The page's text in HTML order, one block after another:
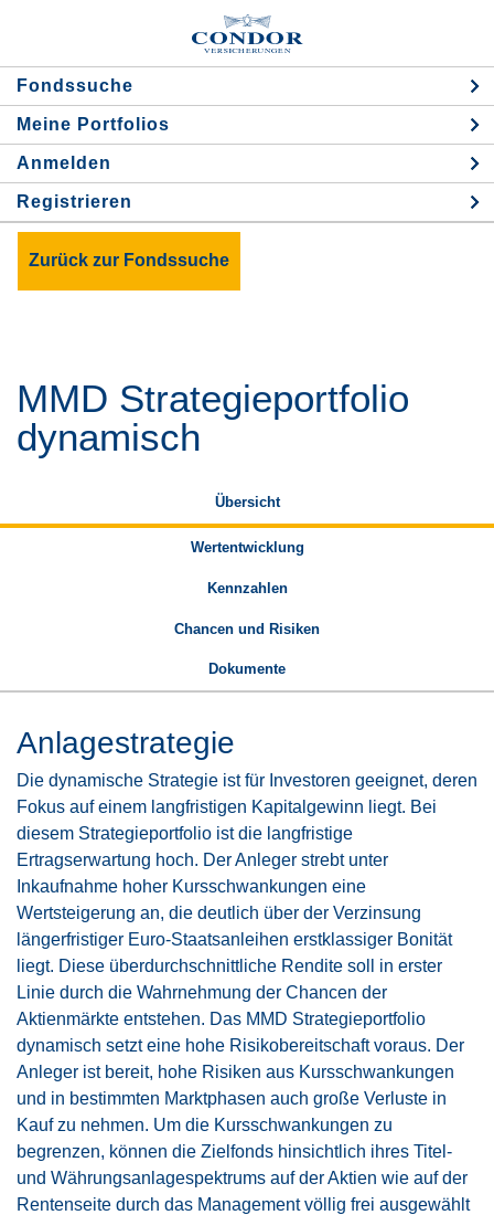
Fondssuche
Meine Portfolios
Аnmelden
Registrieren
Zurück zur Fondssuche
MMD Strategieportfolio
dynamisch
Übersicht
Wertentwicklung
Kennzahlen
Chancen und Risiken
Dokumente
Anlagestrategie
Die dynamische Strategie ist für Investoren geeignet, deren
Fokus auf einem langfristigen Kapitalgewinn liegt. Bei
diesem Strategieportfolio ist die langfristige
Ertragserwartung hoch. Der Anleger strebt unter
Inkaufnahme hoher Kursschwankungen eine
Wertsteigerung an, die deutlich über der Verzinsung
längerfristiger Euro-Staatsanleihen erstklassiger Bonität
liegt. Diese überdurchschnittliche Rendite soll in erster
Linie durch die Wahrnehmung der Chancen der
Aktienmärkte entstehen. Das MMD Strategieportfolio
dynamisch setzt eine hohe Risikobereitschaft voraus. Der
Anleger ist bereit, hohe Risiken aus Kursschwankungen
und in bestimmten Marktphasen auch große Verluste in
Kauf zu nehmen. Um die Kursschwankungen zu
begrenzen, können die Zielfonds hinsichtlich ihres Titel-
und Währungsanlagespektrums auf der Aktien wie auf der
Rentenseite durch das Management völlig frei ausgewählt